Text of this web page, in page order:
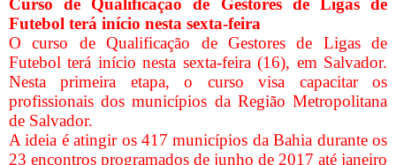
Curso de Qualificação de Gestores de Ligas de
Futebol terá início nesta sexta-feira
O curso de Qualificação de Gestores de Ligas de
Futebol terá início nesta sexta-feira (16), em Salvador.
Nesta primeira etapa, o curso visa capacitar os
profissionais dos municípios da Região Metropolitana
de Salvador.
A ideia é atingir os 417 municípios da Bahia durante os
23 encontros programados de junho de 2017 até janeiro